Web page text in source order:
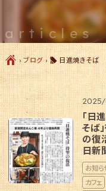
articles
Ç›ブログ›l 日進焼きそば
「日
そば
の復
日新
お知ら
カフェ